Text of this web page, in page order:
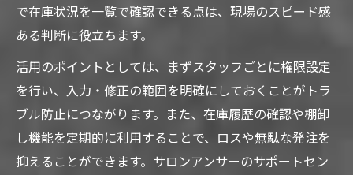
で在庫状況を一覧で確認できる点は、現場のスピード感
ある判断に役立ちます。
活用のポイントとしては、まずスタッフごとに権限設定
を行い、入力・修正の範囲を明確にしておくことがトラ
ブル防止につながります。また、在庫履歴の確認や棚卸
し機能を定期的に利用することで、ロスや無駄な発注を
抑えることができます。サロンアンサーのサポートセン